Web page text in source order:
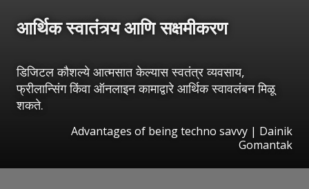
आर्थिक स्वातंत्र्य आणि सक्षमीकरण
डिजिटल कौशल्ये आत्मसात केल्यास स्वतंत्र व्यवसाय,
फ्रीलान्सिंग किंवा ऑनलाइन कामाद्वारे आर्थिक स्वावलंबन मिळू
शकते.
Advantages of being techno savvy | Dainik
Gomantak